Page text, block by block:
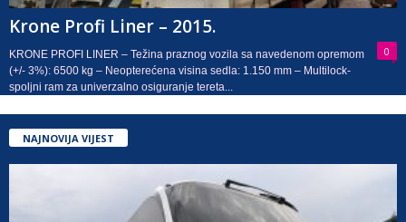
Krone Profi Liner – 2015.
0
KRONE PROFI LINER – Težina praznog vozila sa navedenom opremom
(+/- 3%): 6500 kg – Neopterećena visina sedla: 1.150 mm – Multilock-
spoljni ram za univerzalno osiguranje tereta...
NAJNOVIJA VIJEST